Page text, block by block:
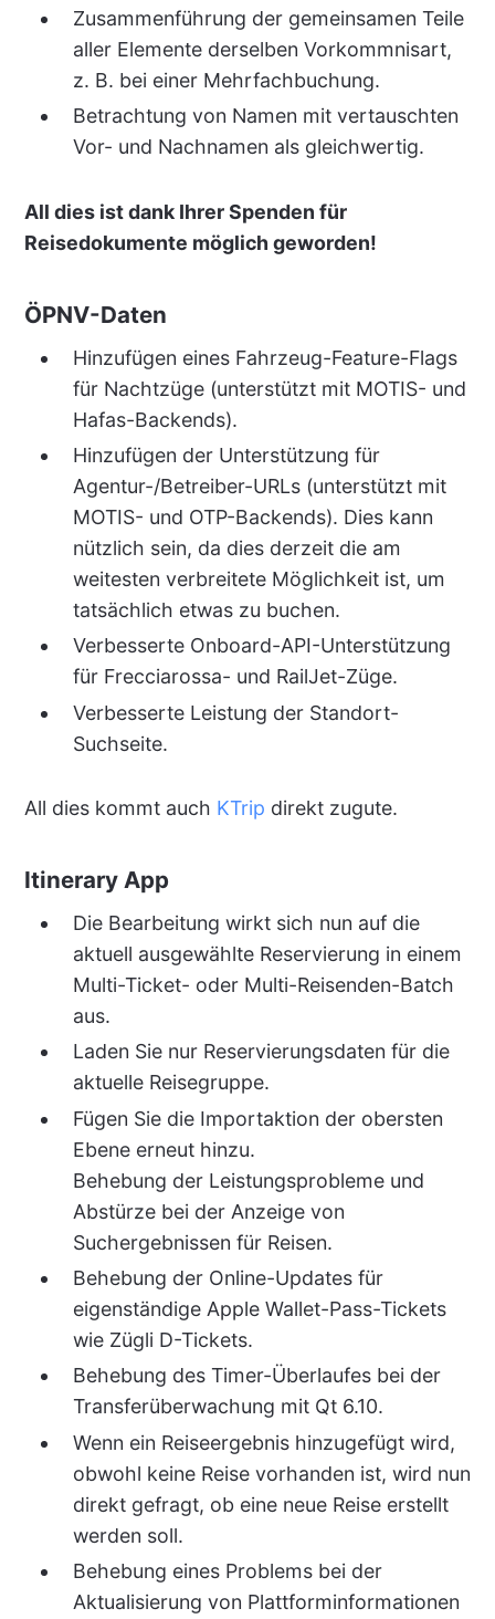
Zusammenführung der gemeinsamen Teile
aller Elemente derselben Vorkommnisart,
z. B. bei einer Mehrfachbuchung.
Betrachtung von Namen mit vertauschten
Vor- und Nachnamen als gleichwertig.
All dies ist dank Ihrer Spenden für
Reisedokumente möglich geworden!
ÖPNV-Daten
Hinzufügen eines Fahrzeug-Feature-Flags
für Nachtzüge (unterstützt mit MOTIS- und
Hafas-Backends).
Hinzufügen der Unterstützung für
Agentur-/Betreiber-URLs (unterstützt mit
MOTIS- und OTP-Backends). Dies kann
nützlich sein, da dies derzeit die am
weitesten verbreitete Möglichkeit ist, um
tatsächlich etwas zu buchen.
Verbesserte Onboard-API-Unterstützung
für Frecciarossa- und RailJet-Züge.
Verbesserte Leistung der Standort-
Suchseite.
All dies kommt auch KTrip direkt zugute.
Itinerary App
Die Bearbeitung wirkt sich nun auf die
aktuell ausgewählte Reservierung in einem
Multi-Ticket- oder Multi-Reisenden-Batch
aus.
Laden Sie nur Reservierungsdaten für die
aktuelle Reisegruppe.
Fügen Sie die Importaktion der obersten
Ebene erneut hinzu.
Behebung der Leistungsprobleme und
Abstürze bei der Anzeige von
Suchergebnissen für Reisen.
Behebung der Online-Updates für
eigenständige Apple Wallet-Pass-Tickets
wie Zügli D-Tickets.
Behebung des Timer-Überlaufes bei der
Transferüberwachung mit Qt 6.10.
Wenn ein Reiseergebnis hinzugefügt wird,
obwohl keine Reise vorhanden ist, wird nun
direkt gefragt, ob eine neue Reise erstellt
werden soll.
Behebung eines Problems bei der
Aktualisierung von Plattforminformationen